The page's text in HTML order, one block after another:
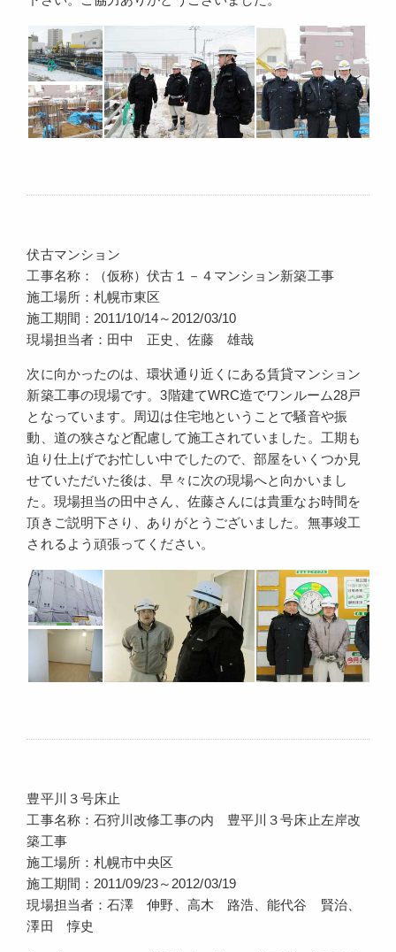
伏古マンション
工事名称：（仮称）伏古１－４マンション新築工事
施工場所：札幌市東区
施工期間：2011/10/14～2012/03/10
現場担当者：田中 正史、佐藤 雄哉
次に向かったのは、環状通り近くにある賃貸マンション
新築工事の現場です。3階建てWRC造でワンルーム28戸
となっています。周辺は住宅地ということで騒音や振
動、道の狭さなど配慮して施工されていました。工期も
迫り仕上げでお忙しい中でしたので、部屋をいくつか見
せていただいた後は、早々に次の現場へと向かいまし
た。現場担当の田中さん、佐藤さんには貴重なお時間を
頂きご説明下さり、ありがとうございました。無事竣工
されるよう頑張ってください。
豊平川３号床止
工事名称：石狩川改修工事の内 豊平川３号床止左岸改
築工事
施工場所：札幌市中央区
施工期間：2011/09/23～2012/03/19
現場担当者：石澤 伸野、高木 路浩、能代谷 賢治、
澤田 惇史